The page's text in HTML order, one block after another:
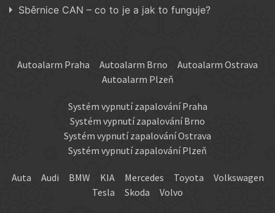
Sběrnice CAN – co to je a jak to funguje?
Autoalarm Praha Autoalarm Brno
Autoalarm Ostrava
Autoalarm Plzeň
Systém vypnutí zapalování Praha
Systém vypnutí zapalování Brno
Systém vypnutí zapalování Ostrava
Systém vypnutí zapalování Plzeň
Auta Audi BMW KIA Mercedes Toyota
Volkswagen
Tesla
Skoda Volvo